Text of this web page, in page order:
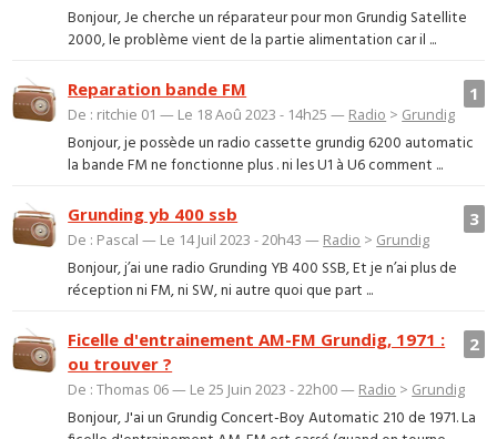
Bonjour, Je cherche un réparateur pour mon Grundig Satellite
2000, le problème vient de la partie alimentation car il ...
1
Reparation bande FM
De : ritchie 01 — Le 18 Aoû 2023 - 14h25 — Radio > Grundig
Bonjour, je possède un radio cassette grundig 6200 automatic
la bande FM ne fonctionne plus . ni les U1 à U6 comment ...
3
Grunding yb 400 ssb
De : Pascal — Le 14 Juil 2023 - 20h43 — Radio > Grundig
Bonjour, j’ai une radio Grunding YB 400 SSB, Et je n’ai plus de
réception ni FM, ni SW, ni autre quoi que part ...
2
Ficelle d'entrainement AM-FM Grundig, 1971 :
ou trouver ?
De : Thomas 06 — Le 25 Juin 2023 - 22h00 — Radio > Grundig
Bonjour, J'ai un Grundig Concert-Boy Automatic 210 de 1971. La